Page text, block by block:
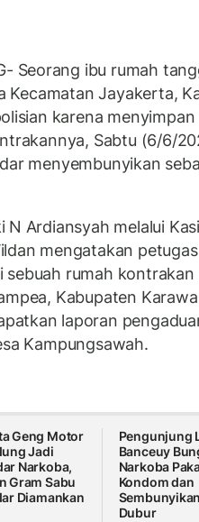
Seorang ibu rumah
Kecamatan Jayakerta,
karena menyimpan
Sabtu (6/6/
menyembunyikan
N Ardiansyah melalui
mengatakan petugas
sebuah rumah kontrakan
Kabupaten
laporan
Kampungsawah.
Geng Motor
Jadi
Narkoba,
Gram Sabu
Diamankan
Pengunjung
Banceuy
Narkoba
Kondom dan
Dubur